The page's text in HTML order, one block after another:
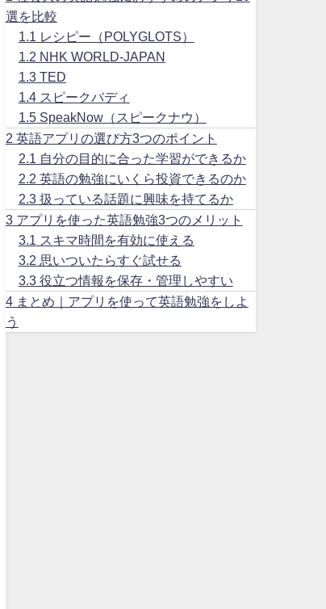
選を比較
1.1
レシピー（POLYGLOTS）
1.2 NHK WORLD-JAPAN
1.3TED
1.4スピークバディ
1.5SpeakNow（スピークナウ）
2 英語アプリの選び方3つのポイント
2.1
自分の目的に合った学習ができるか
2.2 英語の勉強にいくら投資できるのか
2.3扱っている話題に興味を持てるか
3アプリを使った英語勉強3つのメリット
3.1
スキマ時間を有効に使える
3.2 思いついたらすぐ試せる
3.3役立つ情報を保存・管理しやすい
4まとめ｜アプリを使って英語勉強をしよ
う